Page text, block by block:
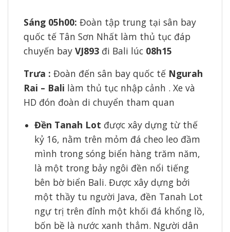
Sáng 05h00: Đoàn tập trung tại sân bay
quốc tế Tân Sơn Nhất làm thủ tục đáp
chuyến bay VJ893 đi Bali lúc 08h15
Trưa : Đoàn đến sân bay quốc tế Ngurah
Rai – Bali làm thủ tục nhập cảnh . Xe và
HD đón đoàn di chuyển tham quan
Đền Tanah Lot được xây dựng từ thế
kỷ 16, nằm trên mỏm đá cheo leo đầm
mình trong sóng biển hàng trăm năm,
là một trong bảy ngôi đền nổi tiếng
bên bờ biển Bali. Được xây dựng bởi
một thầy tu người Java, đền Tanah Lot
ngự trị trên đỉnh một khối đá khổng lồ,
bốn bề là nước xanh thẳm. Người dân